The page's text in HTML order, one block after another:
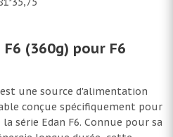
(360g) pour F6
est une source d'alimentation
conçue spécifiquement pour
série Edan F6. Connue pour sa